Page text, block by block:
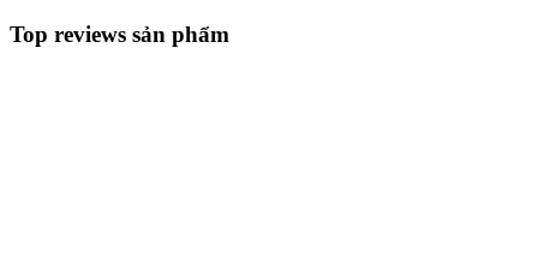
Top reviews sản phẩm